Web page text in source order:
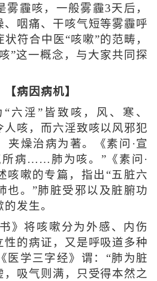
雾霾咳，一般雾霾3天后，
、咽痛、干咳气短等雾霾呼
符合中医“咳嗽”的范畴，
”这一概念，与大家共同探
【病因病机】
淫”皆致咳，风、寒、
人咳，而六淫致咳以风邪犯
夹燥治病为著。《素问·宣
所病……肺为咳。”《素问·
咳嗽的专篇，指出“五脏六
也。”肺脏受邪以及脏腑功
发生。
》将咳嗽分为外感、内伤
性的病证，又是呼吸道多种
医学三字经》谓：“肺为脏
，吸气则满，只受得本然之